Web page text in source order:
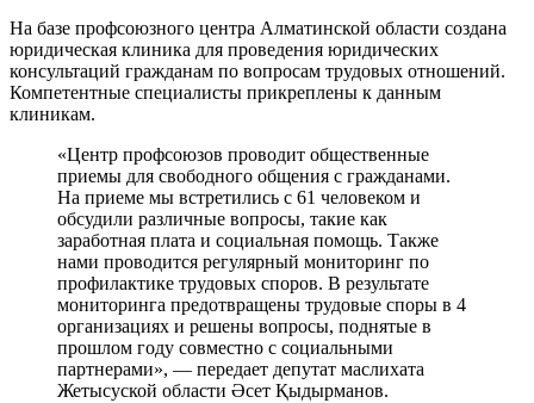
На базе профсоюзного центра Алматинской области создана
юридическая клиника для проведения юридических
консультаций гражданам по вопросам трудовых отношений.
Компетентные специалисты прикреплены к данным
клиникам.
«Центр профсоюзов проводит общественные
приемы для свободного общения с гражданами.
На приеме мы встретились с 61 человеком и
обсудили различные вопросы, такие как
заработная плата и социальная помощь. Также
нами проводится регулярный мониторинг по
профилактике трудовых споров. В результате
мониторинга предотвращены трудовые споры в 4
организациях и решены вопросы, поднятые в
прошлом году совместно с социальными
партнерами», — передает депутат маслихата
Жетысуской области Әсет Қыдырманов.